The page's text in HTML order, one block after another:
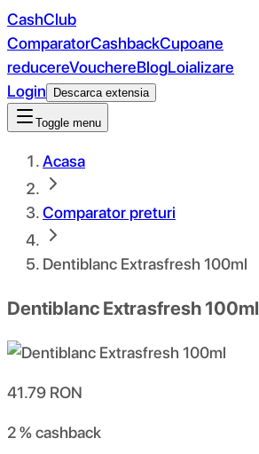
CashClub
ComparatorCashbackCupoane
reducereVouchereBlogLoializare
Login
Descarca extensia
Toggle menu
Acasa
Comparator preturi
Dentiblanc Extrasfresh 100ml
Dentiblanc Extrasfresh 100ml
41.79 RON
2 %cashback